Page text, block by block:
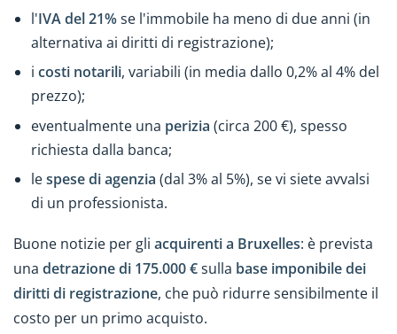
l'IVA del 21%se l'immobile ha meno di due anni (in
alternativa ai diritti di registrazione);
i costi notarili, variabili (in media dallo 0,2% al 4% del
prezzo);
eventualmente una perizia (circa 200 €), spesso
richiesta dalla banca;
lespese di agenzia (dal 3% al 5%), se vi siete avvalsi
di un professionista.
Buone notizie per gli acquirenti a Bruxelles: è prevista
una detrazione di 175.000 €sulla base imponibile dei
diritti di registrazione, che può ridurre sensibilmente il
costo per un primo acquisto.